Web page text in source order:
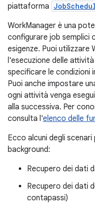
piattaforma
WorkManager è una
configurare job semplici
esigenze. Puoi utilizzare
l'esecuzione delle
specificare le condizioni
Puoi anche impostare
ogni attività venga
alla successiva. Per
consulta l'elenco delle
Ecco alcuni degli
background:
Recupero dei dati
Recupero dei dati
contapassi)